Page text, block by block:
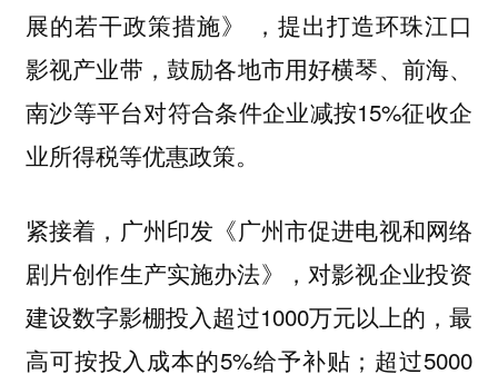
展的若干政策措施》 ，提出打造环珠江口
影视产业带 ，鼓励各地市用好横琴、前海、
南沙等平台对符合条件企业减按15%征收企
业所得税等优惠政策。
紧接着， 广州印发《广州市促进电视和网络
剧片创作生产实施办法》，对影视企业投资
建设数字影棚投入超过1000万元以上的，最
高可按投入成本的5%给予补贴；超过5000